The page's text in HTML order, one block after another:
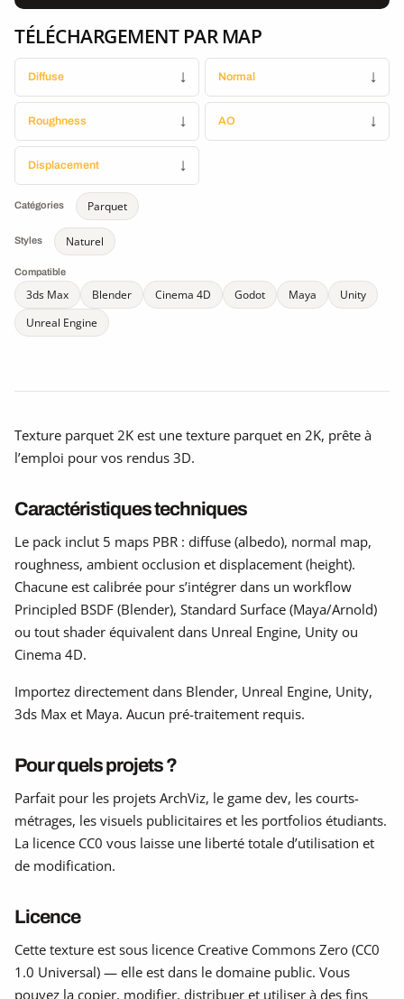
TÉLÉCHARGEMENT PAR MAP
Diffuse ↓ Normal ↓
Roughness ↓ AO ↓
Displacement ↓
Catégories Parquet
Styles Naturel
Compatible
3ds Max Blender Cinema 4D Godot Maya
Unity
Unreal Engine
Texture parquet 2K est une texture parquet en 2K, prête à
l’emploi pour vos rendus 3D.
Caractéristiques techniques
Le pack inclut 5 maps PBR : diffuse (albedo), normal map,
roughness, ambient occlusion et displacement (height).
Chacune est calibrée pour s’intégrer dans un workflow
Principled BSDF (Blender), Standard Surface (Maya/Arnold)
ou tout shader équivalent dans Unreal Engine, Unity ou
Cinema 4D.
Importez directement dans Blender, Unreal Engine, Unity,
3ds Max et Maya. Aucun pré-traitement requis.
Pour quels projets ?
Parfait pour les projets ArchViz, le game dev, les courts-
métrages, les visuels publicitaires et les portfolios étudiants.
La licence CC0 vous laisse une liberté totale d’utilisation et
de modification.
Licence
Cette texture est sous licence Creative Commons Zero (CC0
1.0 Universal) — elle est dans le domaine public. Vous
pouvez la copier, modifier, distribuer et utiliser à des fins